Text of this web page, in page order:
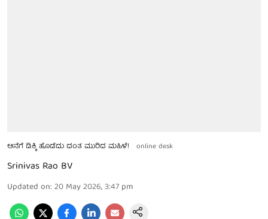
ಆನೆಗೆ ಡಿಕ್ಕಿ ಹೊಡೆದು ದಂತ ಮುರಿದ ಮಹಿಳೆ! online desk
Srinivas Rao BV
Updated on: 20 May 2026, 3:47 pm